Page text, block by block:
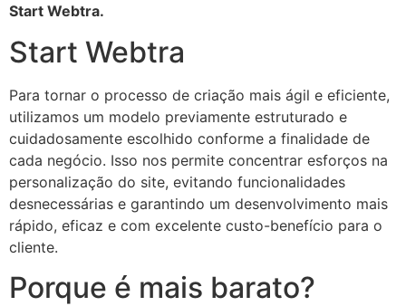
Start Webtra.
Start Webtra
Para tornar o processo de criação mais ágil e eficiente,
utilizamos um modelo previamente estruturado e
cuidadosamente escolhido conforme a finalidade de
cada negócio. Isso nos permite concentrar esforços na
personalização do site, evitando funcionalidades
desnecessárias e garantindo um desenvolvimento mais
rápido, eficaz e com excelente custo-benefício para o
cliente.
Porque é mais barato?